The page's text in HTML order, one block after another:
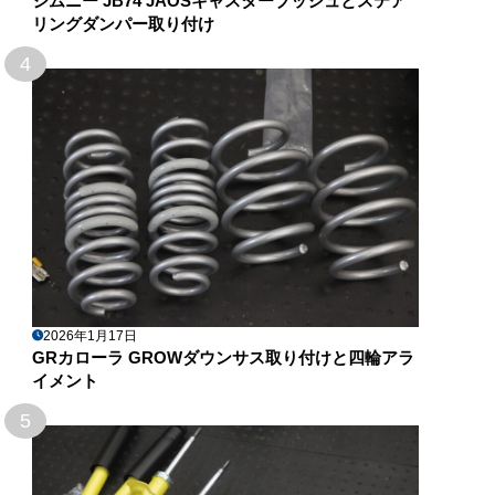
リングダンパー取り付け
4
2026年1月17日
GRカローラ GROWダウンサス取り付けと四輪アラ
イメント
5